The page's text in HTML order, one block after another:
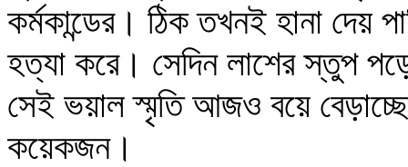
কর্মকান্ডের। ঠিক তখনই হানা দেয়
হত্যা করে। সেদিন লাশের স্তুপ
সেই ভয়াল স্মৃতি আজও বয়ে
কয়েকজন।